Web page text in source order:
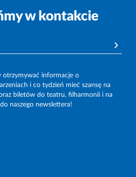
w kontakcie
otrzymywać informacje o
i co tydzień mieć szansę na
biletów do teatru, filharmonii i na
naszego newslettera!